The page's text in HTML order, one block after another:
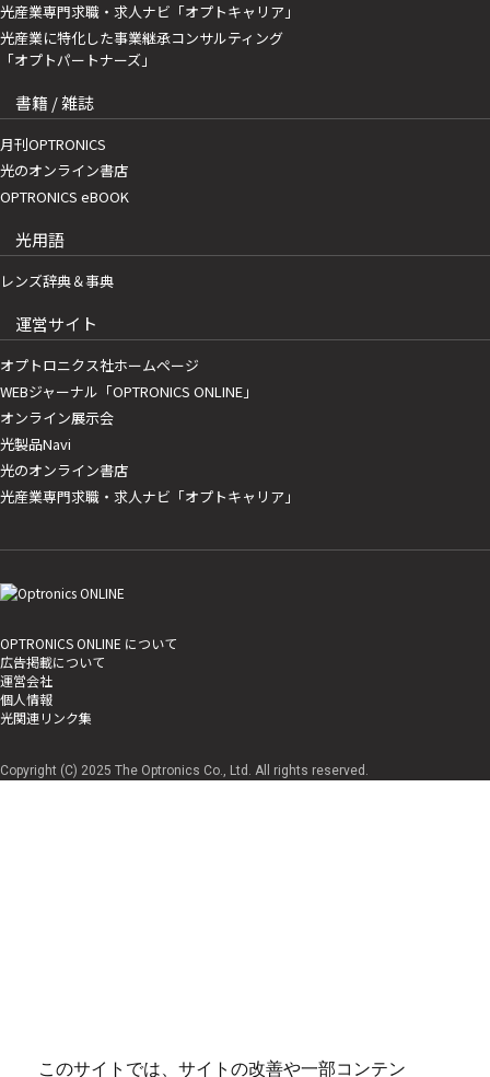
このサイトでは、サイトの改善や一部コンテン
光産業専門求職・求人ナビ「オプトキャリア」
光産業に特化した事業継承コンサルティング
「オプトパートナーズ」
書籍 / 雑誌
月刊OPTRONICS
光のオンライン書店
OPTRONICS eBOOK
光用語
レンズ辞典＆事典
運営サイト
オプトロニクス社ホームページ
WEBジャーナル「OPTRONICS ONLINE」
オンライン展示会
光製品Navi
光のオンライン書店
光産業専門求職・求人ナビ「オプトキャリア」
OPTRONICS ONLINE について
広告掲載について
運営会社
個人情報
光関連リンク集
Copyright (C) 2025 The Optronics Co., Ltd. All rights reserved.